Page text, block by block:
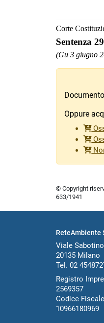
Corte
Sentenza
(Gu 3 giugno
Oppure
© Copyright
633/1941
ReteAmbiente
Viale
20135 Milano
Tel. 02
Registro
2569357
Codice
10966180969